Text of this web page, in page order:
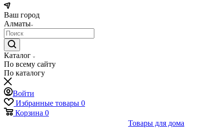
Ваш город
Алматы
Каталог
По всему сайту
По каталогу
Войти
Избранные товары 0
Корзина 0
Товары для дома